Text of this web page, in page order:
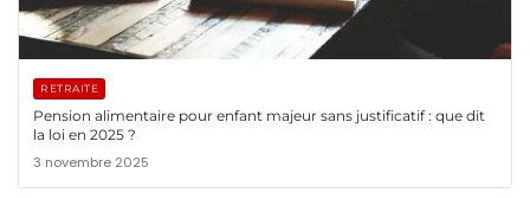
RETRAITE
Pension alimentaire pour enfant majeur sans justificatif : que dit
la loi en 2025 ?
3 novembre 2025